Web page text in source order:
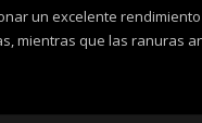
un excelente
mientras que las ranuras